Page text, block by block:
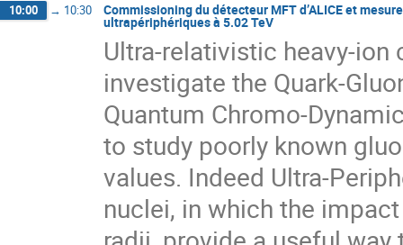
10:00 → 10:30 Commissioning du détecteur MFT d’ALICE et
ultrapériphériques à 5.02 TeV
Ultra-relativistic heavy-
investigate the Quark-
Quantum Chromo-
to study poorly known
values. Indeed Ultra-
nuclei, in which the